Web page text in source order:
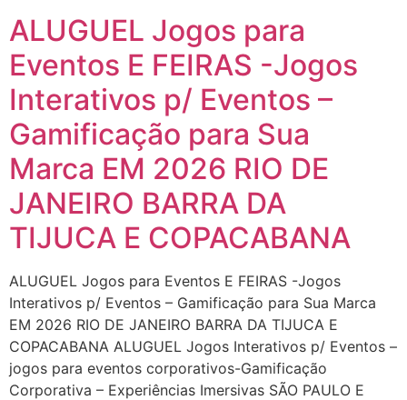
ALUGUEL Jogos para
Eventos E FEIRAS -Jogos
Interativos p/ Eventos –
Gamificação para Sua
Marca EM 2026 RIO DE
JANEIRO BARRA DA
TIJUCA E COPACABANA
ALUGUEL Jogos para Eventos E FEIRAS -Jogos
Interativos p/ Eventos – Gamificação para Sua Marca
EM 2026 RIO DE JANEIRO BARRA DA TIJUCA E
COPACABANA ALUGUEL Jogos Interativos p/ Eventos –
jogos para eventos corporativos-Gamificação
Corporativa – Experiências Imersivas SÃO PAULO E